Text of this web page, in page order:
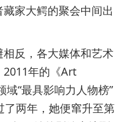
家大鳄的聚会中间出
反，各大媒体和艺术
2011年的《Art
“最具影响力人物榜”
两年，她便窜升至第